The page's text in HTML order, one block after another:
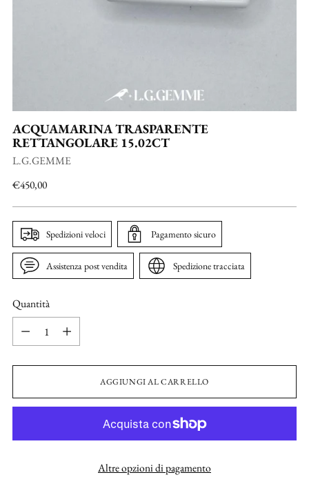
ACQUAMARINA TRASPARENTE
RETTANGOLARE 15.02CT
L.G.GEMME
Prezzo
€450,00
Spedizioni veloci Pagamento sicuro
Assistenza post vendita Spedizione tracciata
Quantità
AGGIUNGI AL CARRELLO
Altre opzioni di pagamento